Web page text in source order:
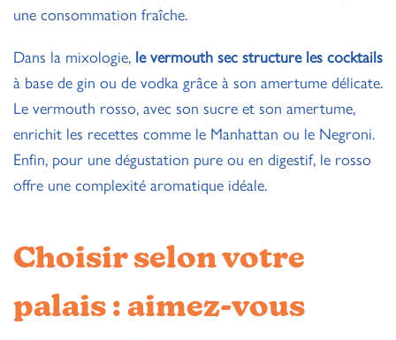
une consommation fraîche.
Dans la mixologie, le vermouth sec structure les cocktails
à base de gin ou de vodka grâce à son amertume délicate.
Le vermouth rosso, avec son sucre et son amertume,
enrichit les recettes comme le Manhattan ou le Negroni.
Enfin, pour une dégustation pure ou en digestif, le rosso
offre une complexité aromatique idéale.
Choisir selon votre
palais : aimez-vous